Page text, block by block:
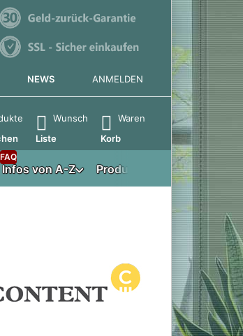
NEWS ANMELDEN
um alle Ergebnisse aufzurufen.
Wunsch
Liste
Waren
Korb
Infos von A-Z
FAQ
Produktberater